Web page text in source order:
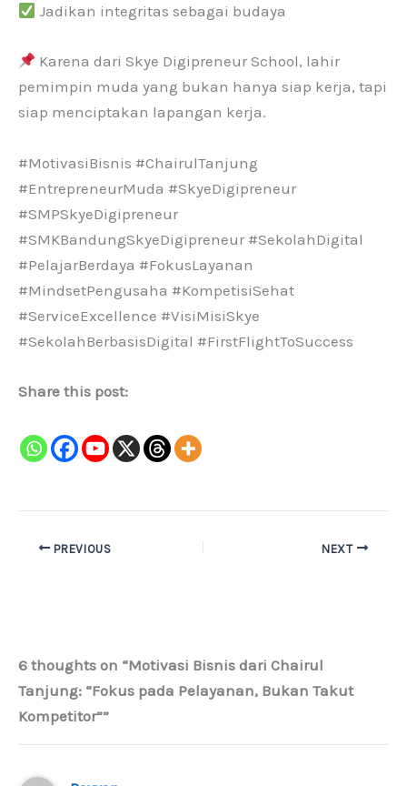
Jadikan integritas sebagai budaya
Karena dari Skye Digipreneur School, lahir
pemimpin muda yang bukan hanya siap kerja, tapi
siap menciptakan lapangan kerja.
#MotivasiBisnis #ChairulTanjung
#EntrepreneurMuda #SkyeDigipreneur
#SMPSkyeDigipreneur
#SMKBandungSkyeDigipreneur #SekolahDigital
#PelajarBerdaya #FokusLayanan
#MindsetPengusaha #KompetisiSehat
#ServiceExcellence #VisiMisiSkye
#SekolahBerbasisDigital #FirstFlightToSuccess
Share this post:
PREVIOUS NEXT
6 thoughts on “Motivasi Bisnis dari Chairul
Tanjung: “Fokus pada Pelayanan, Bukan Takut
Kompetitor””